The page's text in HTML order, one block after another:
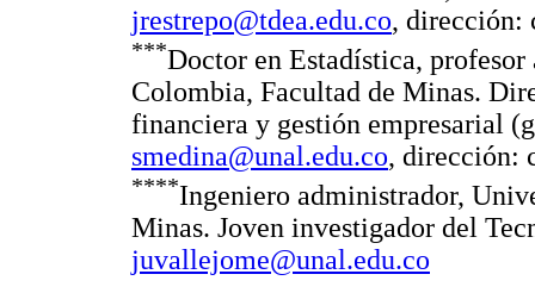
jrestrepo@tdea.edu.co, dirección:
***Doctor en Estadística,
Colombia, Facultad de Minas.
financiera y gestión empresarial
smedina@unal.edu.co, dirección:
****Ingeniero administrador,
Minas. Joven investigador del
juvallejome@unal.edu.co